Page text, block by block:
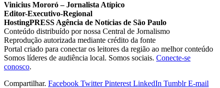
Vinicius Mororó – Jornalista Atípico
Editor-Executivo-Regional
HostingPRESS Agência de Notícias de São Paulo
Conteúdo distribuído por nossa Central de Jornalismo
Reprodução autorizada mediante crédito da fonte
Portal criado para conectar os leitores da região ao melhor conteúdo
Somos líderes de audiência local. Somos sociais. Conecte-se
conosco.
Compartilhar. Facebook Twitter Pinterest LinkedIn Tumblr E-mail